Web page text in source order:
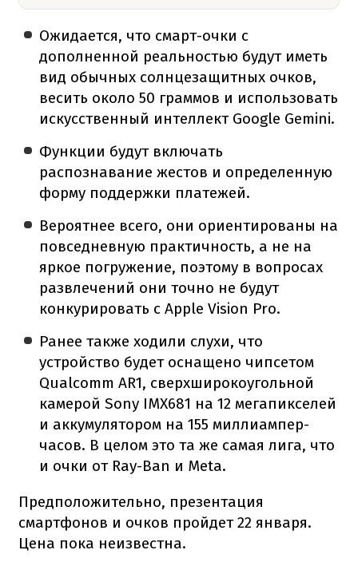
Ожидается, что смарт-очки с
дополненной реальностью будут иметь
вид обычных солнцезащитных очков,
весить около 50 граммов и использовать
искусственный интеллект Google Gemini.
Функции будут включать
распознавание жестов и определенную
форму поддержки платежей.
Вероятнее всего, они ориентированы на
повседневную практичность, а не на
яркое погружение, поэтому в вопросах
развлечений они точно не будут
конкурировать с Apple Vision Pro.
Ранее также ходили слухи, что
устройство будет оснащено чипсетом
Qualcomm AR1, сверхширокоугольной
камерой Sony IMX681 на 12 мегапикселей
и аккумулятором на 155 миллиампер-
часов. В целом это та же самая лига, что
и очки от Ray-Ban и Meta.
Предположительно, презентация
смартфонов и очков пройдет 22 января.
Цена пока неизвестна.